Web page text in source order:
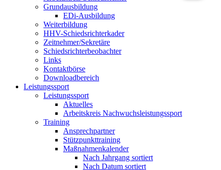
Grundausbildung
EDi-Ausbildung
Weiterbildung
HHV-Schiedsrichterkader
Zeitnehmer/Sekretäre
Schiedsrichterbeobachter
Links
Kontaktbörse
Downloadbereich
Leistungssport
Leistungssport
Aktuelles
Arbeitskreis Nachwuchsleistungssport
Training
Ansprechpartner
Stützpunkttraining
Maßnahmenkalender
Nach Jahrgang sortiert
Nach Datum sortiert